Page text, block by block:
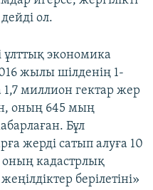
ол.
экономика
жылы шілденің 1-
1,7 миллион гектар жер
оның 645 мың
Бұл
жерді сатып алуға 10
оның кадастрлық
берілетіні»